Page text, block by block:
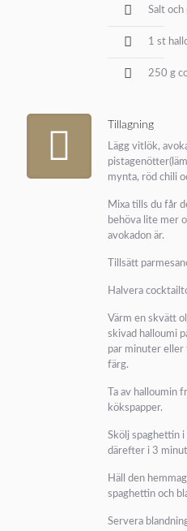
Salt och
1 st
250 g
Tillagning
Lägg vitlök,
mynta, röd chili
Mixa tills du får
behöva lite mer
avokadon är.
Tillsätt
Halvera
Värm en skvätt
skivad halloumi
par minuter eller
färg.
Ta av halloumin
kökspapper.
Skölj spaghettin
därefter i 3
Häll den
spaghettin och
Servera